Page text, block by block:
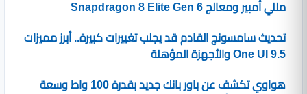
مللي أمبير ومعالج Snapdragon 8 Elite Gen 6
تحديث سامسونج القادم قد يجلب تغييرات كبيرة.. أبرز مميزات
One UI 9.5 والأجهزة المؤهلة
هواوي تكشف عن باور بانك جديد بقدرة 100 واط وسعة